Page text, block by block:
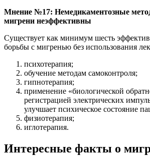
Мнение №17: Немедикаментозные
мигрени неэффективны
Существует как минимум шесть
борьбы с мигренью без использования
психотерапия;
обучение методам самоконтроля;
гипнотерапия;
применение «биологической
регистрацией электрических
улучшает психическое состояние
физиотерапия;
иглотерапия.
Интересные факты о